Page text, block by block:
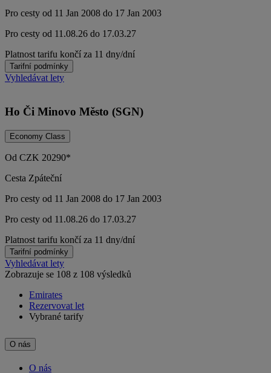
Pro cesty od 11 Jan 2008 do 17 Jan 2003
Pro cesty od 11.08.26 do 17.03.27
Platnost tarifu končí za 11 dny/dní
Tarifní podmínky
Vyhledávat lety
Ho Či Minovo Město (SGN)
Economy Class
Od CZK 20290*
Cesta Zpáteční
Pro cesty od 11 Jan 2008 do 17 Jan 2003
Pro cesty od 11.08.26 do 17.03.27
Platnost tarifu končí za 11 dny/dní
Tarifní podmínky
Vyhledávat lety
Zobrazuje se 108 z 108 výsledků
Emirates
Rezervovat let
Vybrané tarify
O nás
O nás